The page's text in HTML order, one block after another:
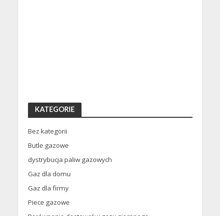
KATEGORIE
Bez kategorii
Butle gazowe
dystrybucja paliw gazowych
Gaz dla domu
Gaz dla firmy
Piece gazowe